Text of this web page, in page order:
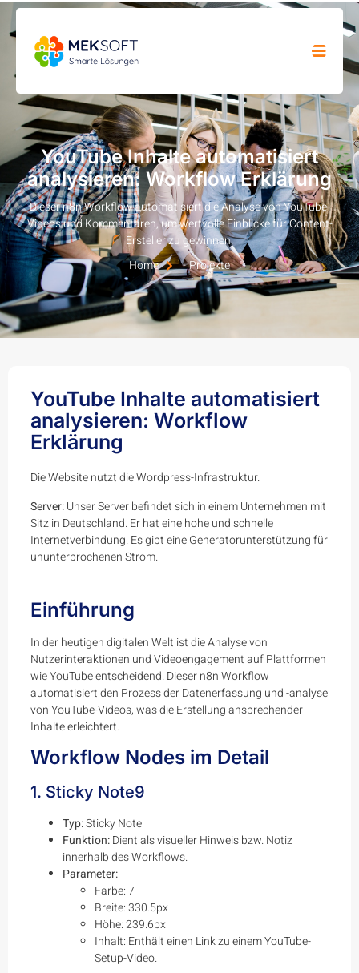
YouTube Inhalte automatisiert
analysieren: Workflow Erklärung
Dieser n8n Workflow automatisiert die Analyse von YouTube-
Videos und Kommentaren, um wertvolle Einblicke für Content-
Ersteller zu gewinnen.
Home
Projekte
YouTube Inhalte automatisiert
analysieren: Workflow
Erklärung
Die Website nutzt die Wordpress-Infrastruktur.
Server:Unser Server befindet sich in einem Unternehmen mit
Sitz in Deutschland. Er hat eine hohe und schnelle
Internetverbindung. Es gibt eine Generatorunterstützung für
ununterbrochenen Strom.
Einführung
In der heutigen digitalen Welt ist die Analyse von
Nutzerinteraktionen und Videoengagement auf Plattformen
wie YouTube entscheidend. Dieser n8n Workflow
automatisiert den Prozess der Datenerfassung und -analyse
von YouTube-Videos, was die Erstellung ansprechender
Inhalte erleichtert.
Workflow Nodes im Detail
1. Sticky Note9
Typ:Sticky Note
Funktion:Dient als visueller Hinweis bzw. Notiz
innerhalb des Workflows.
Parameter:
Farbe: 7
Breite: 330.5px
Höhe: 239.6px
Inhalt: Enthält einen Link zu einem YouTube-
Setup-Video.